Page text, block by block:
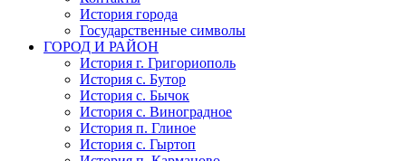
История города
Государственные символы
ГОРОД И РАЙОН
История г. Григориополь
История с. Бутор
История с. Бычок
История с. Виноградное
История п. Глиное
История с. Гыртоп